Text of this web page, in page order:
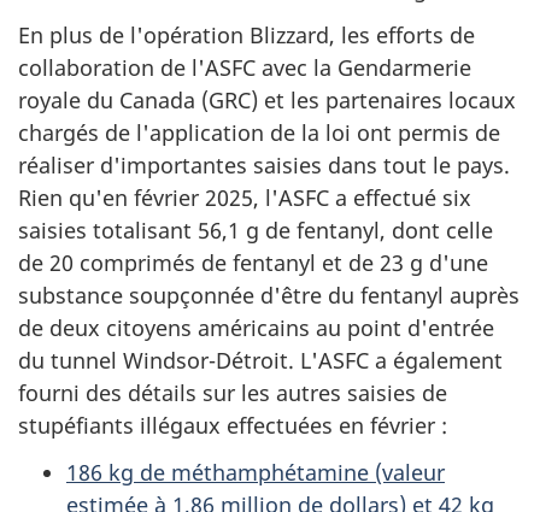
En plus de l'opération Blizzard, les efforts de
collaboration de l'ASFC avec la Gendarmerie
royale du Canada (GRC) et les partenaires locaux
chargés de l'application de la loi ont permis de
réaliser d'importantes saisies dans tout le pays.
Rien qu'en février 2025, l'ASFC a effectué six
saisies totalisant 56,1 g de fentanyl, dont celle
de 20 comprimés de fentanyl et de 23 g d'une
substance soupçonnée d'être du fentanyl auprès
de deux citoyens américains au point d'entrée
du tunnel Windsor-Détroit. L'ASFC a également
fourni des détails sur les autres saisies de
stupéfiants illégaux effectuées en février :
186 kg de méthamphétamine (valeur
estimée à 1,86 million de dollars) et 42 kg